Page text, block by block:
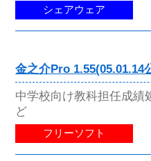
シェアウェア
金之介Pro 1.55(05.01.14
中学校向け教科担任成績
ど
フリーソフト